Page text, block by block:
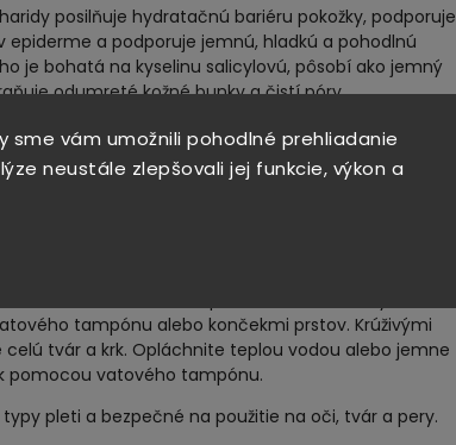
sme vám umožnili pohodlné prehliadanie
neustále zlepšovali jej funkcie, výkon a
posilňuje hydratačnú bariéru pokožky, podporuje
epiderme a podporuje jemnú, hladkú a pohodlnú
je bohatá na kyselinu salicylovú, pôsobí ako jemný
odumreté kožné bunky a čistí póry.
vlhkosti pokožky, upokojuje zapálenú pokožku a
známkam starnutia.
tampónu alebo končekmi prstov. Krúživými
tvár a krk. Opláchnite teplou vodou alebo jemne
pomocou vatového tampónu.
pleti a bezpečné na použitie na oči, tvár a pery.